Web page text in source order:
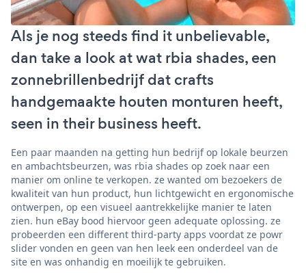
Als je nog steeds find it unbelievable,
dan take a look at wat rbia shades, een
zonnebrillenbedrijf dat crafts
handgemaakte houten monturen heeft,
seen in their business heeft.
Een paar maanden na getting hun bedrijf op lokale beurzen
en ambachtsbeurzen, was rbia shades op zoek naar een
manier om online te verkopen. ze wanted om bezoekers de
kwaliteit van hun product, hun lichtgewicht en ergonomische
ontwerpen, op een visueel aantrekkelijke manier te laten
zien. hun eBay bood hiervoor geen adequate oplossing. ze
probeerden een different third-party apps voordat ze powr
slider vonden en geen van hen leek een onderdeel van de
site en was onhandig en moeilijk te gebruiken.